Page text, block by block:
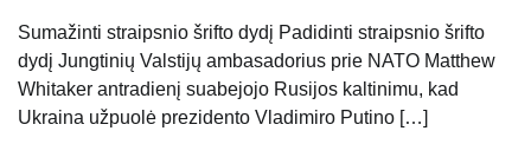
Sumažinti straipsnio šrifto dydį Padidinti straipsnio šrifto
dydį Jungtinių Valstijų ambasadorius prie NATO Matthew
Whitaker antradienį suabejojo ​​Rusijos kaltinimu, kad
Ukraina užpuolė prezidento Vladimiro Putino […]